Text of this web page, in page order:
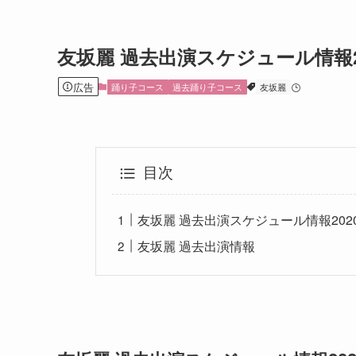
友坂麗 過去出演スケジュール情
広告 踊り子コース 過去踊り子コース 友坂麗
目次
友坂麗 過去出演スケジュール情報
友坂麗 過去出演情報